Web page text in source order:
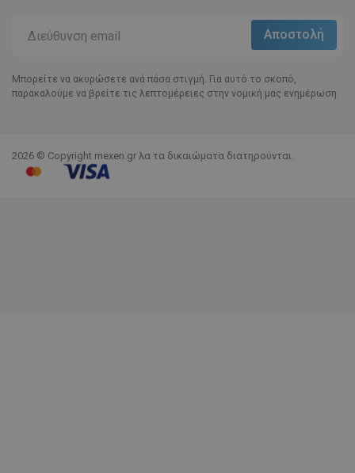
Μπορείτε να ακυρώσετε ανά πάσα στιγμή. Για αυτό το σκοπό,
παρακαλούμε να βρείτε τις λεπτομέρειες στην νομική μας ενημέρωση.
2026 © Copyright mexen.gr λα τα δικαιώματα διατηρούνται.